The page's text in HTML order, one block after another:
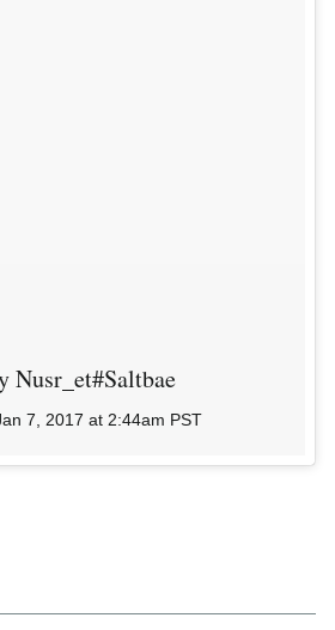
Nusr_et#Saltbae
7, 2017 at 2:44am PST